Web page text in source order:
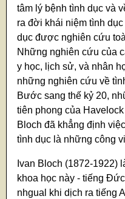
tâm lý bệnh tình dục và
ra đời khái niệm tình
dục được nghiên cứu
Những nghiên cứu của
y học, lịch sử, và nhân
những nghiên cứu về
Bước sang thế kỷ 20,
tiên phong của
Bloch đã khẳng định
tình dục là những công
Ivan Bloch (1872-1922)
khoa học này - tiếng
nhgual khi dịch ra tiếng